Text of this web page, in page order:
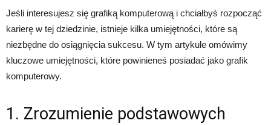
Jeśli interesujesz się grafiką komputerową i chciałbyś rozpocząć
karierę w tej dziedzinie, istnieje kilka umiejętności, które są
niezbędne do osiągnięcia sukcesu. W tym artykule omówimy
kluczowe umiejętności, które powinieneś posiadać jako grafik
komputerowy.
1. Zrozumienie podstawowych